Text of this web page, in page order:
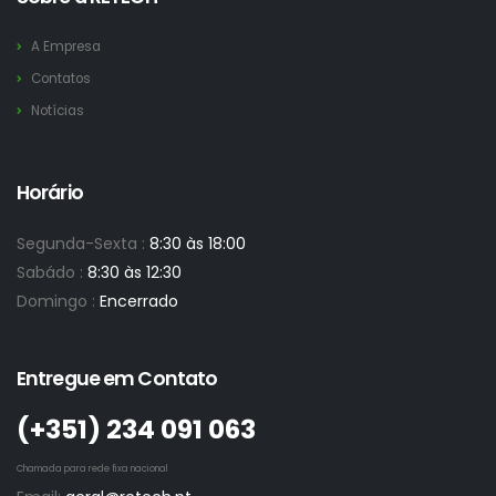
A Empresa
Contatos
Notícias
Horário
Segunda-Sexta : 8:30 às 18:00
Sabádo : 8:30 às 12:30
Domingo : Encerrado
Entregue em Contato
(+351)­ 234 091 063
Chamada para rede fixa nacional